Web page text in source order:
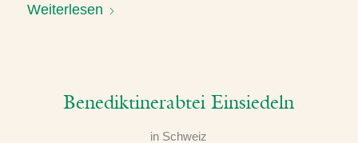
Weiterlesen
Benediktinerabtei Einsiedeln
in Schweiz